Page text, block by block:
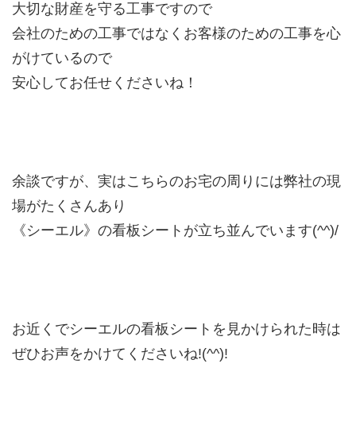
大切な財産を守る工事ですので
会社のための工事ではなくお客様のための工事を心
がけているので
安心してお任せくださいね！
余談ですが、実はこちらのお宅の周りには弊社の現
場がたくさんあり
《シーエル》の看板シートが立ち並んでいます(^^)/
お近くでシーエルの看板シートを見かけられた時は
ぜひお声をかけてくださいね!(^^)!